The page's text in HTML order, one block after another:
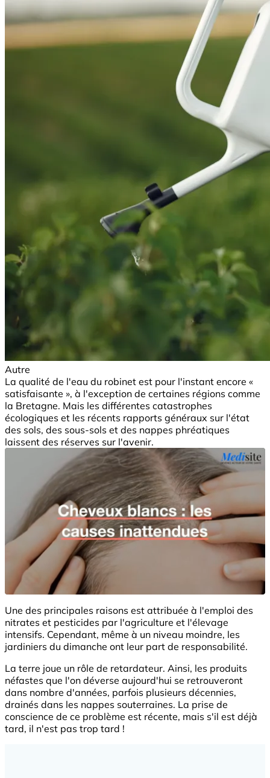
Autre
La qualité de l'eau du robinet est pour l'instant encore «
satisfaisante », à l'exception de certaines régions comme
la Bretagne. Mais les différentes catastrophes
écologiques et les récents rapports généraux sur l'état
des sols, des sous-sols et des nappes phréatiques
laissent des réserves sur l'avenir.
Une des principales raisons est attribuée à l'emploi des
nitrates et pesticides par l'agriculture et l'élevage
intensifs. Cependant, même à un niveau moindre, les
jardiniers du dimanche ont leur part de responsabilité.
La terre joue un rôle de retardateur. Ainsi, les produits
néfastes que l'on déverse aujourd'hui se retrouveront
dans nombre d'années, parfois plusieurs décennies,
drainés dans les nappes souterraines. La prise de
conscience de ce problème est récente, mais s'il est déjà
tard, il n'est pas trop tard !